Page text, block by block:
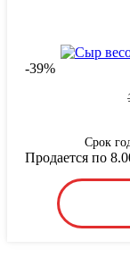
-39%
Срок
Продается по